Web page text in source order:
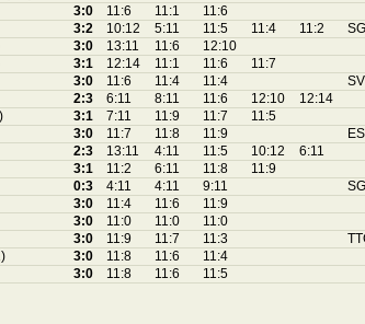
3:0 11:6 11:1
11:6
3:2 10:12 5:11 11:5 11:4 11:2
3:0 13:11 11:6
12:10
3:1 12:14 11:1 11:6
11:7
3:0 11:6 11:4 11:4
2:3 6:11 8:11 11:6 12:10
12:14
3:1 7:11 11:9 11:7
11:5
3:0 11:7 11:8 11:9
2:3 13:11 4:11 11:5 10:12
6:11
3:1 11:2 6:11 11:8
11:9
0:3 4:11 4:11 9:11
3:0 11:4 11:6
11:9
3:0 11:0 11:0
11:0
3:0 11:9 11:7 11:3
3:0 11:8 11:6
11:4
3:0 11:8 11:6 11:5